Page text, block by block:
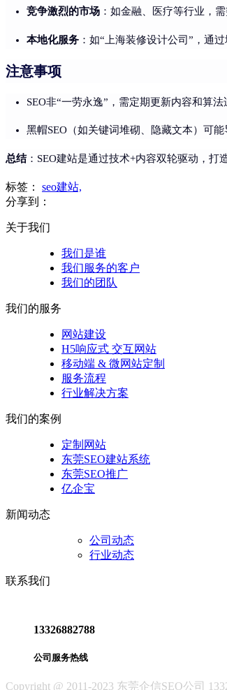
竞争激烈的市场 ：如金融、医疗等行业，
本地化服务 ：如“上海装修设计公司”，通
注意事项
SEO非“一劳永逸”，需定期更新内容和算法
黑帽SEO（如关键词堆砌、隐藏文本）可能
总结：SEO建站是通过技术+内容双轮驱动，打
标签： seo建站,
分享到：
关于我们
我们是谁
我们服务的客户
我们的团队
我们的服务
网站建设
H5响应式 交互网站
移动端 & 微网站定制
服务流程
行业解决方案
我们的案例
定制网站
东莞SEO建站系统
东莞SEO推广
亿企宝
新闻动态
公司动态
行业动态
联系我们
13326882788
公司服务热线
Copyright @ 2011-2023 东莞企信SEO公司